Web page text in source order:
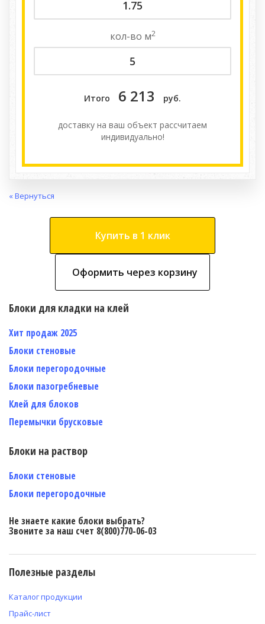
кол-во м2
Итого 6 213 руб.
доставку на ваш объект расcчитаем
индивидуально!
« Вернуться
Купить в 1 клик
Оформить через корзину
Блоки для кладки на клей
Хит продаж 2025
Блоки стеновые
Блоки перегородочные
Блоки пазогребневые
Клей для блоков
Перемычки брусковые
Блоки на раствор
Блоки стеновые
Блоки перегородочные
Не знаете какие блоки выбрать?
Звоните за наш счет 8(800)770-06-03
Полезные разделы
Каталог продукции
Прайс-лист